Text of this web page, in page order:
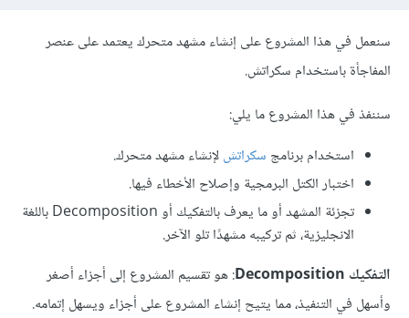
هذا المشروع على إنشاء مشهد متحرك يعتمد على عنصر
باستخدام سكراتش.
هذا المشروع ما يلي:
استخدام برنامجسكراتشلإنشاء مشهد متحرك.
اختبار الكتل البرمجية وإصلاح الأخطاء فيها.
تجزئة المشهد أو ما يعرف بالتفكيك أو Decomposition باللغة
الانجليزية، ثم تركيبه مشهدًا تلو الآخر.
: هو تقسيم المشروع إلى أجزاء أصغر
التنفيذ، مما يتيح إنشاء المشروع على أجزاء ويسهل إتمامه.